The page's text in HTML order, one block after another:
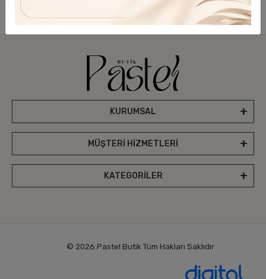
Pastel Butik’i Takip Edin
KURUMSAL
MÜŞTERİ HİZMETLERİ
KATEGORİLER
© 2026 Pastel Butik Tüm Hakları Saklıdır